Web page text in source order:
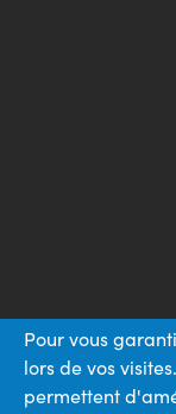
Pour vous
lors de vos
permettent